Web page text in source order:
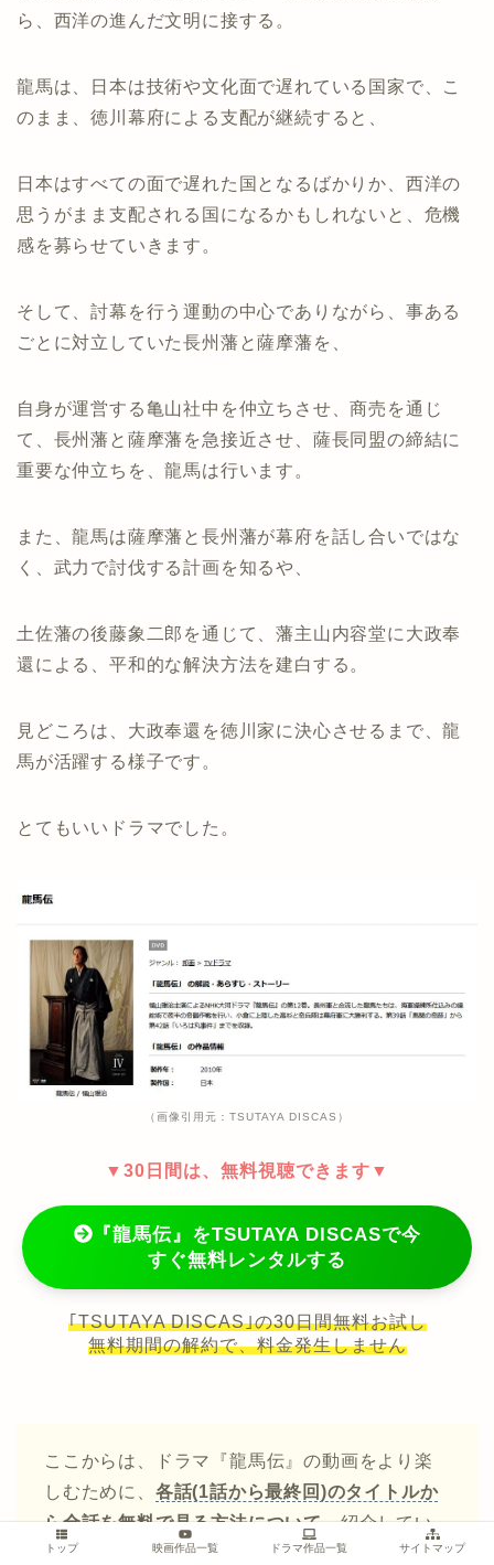
ら、西洋の進んだ文明に接する。
龍馬は、日本は技術や文化面で遅れている国家で、こ
のまま、徳川幕府による支配が継続すると、
日本はすべての面で遅れた国となるばかりか、西洋の
思うがまま支配される国になるかもしれないと、危機
感を募らせていきます。
そして、討幕を行う運動の中心でありながら、事ある
ごとに対立していた長州藩と薩摩藩を、
自身が運営する亀山社中を仲立ちさせ、商売を通じ
て、長州藩と薩摩藩を急接近させ、薩長同盟の締結に
重要な仲立ちを、龍馬は行います。
また、龍馬は薩摩藩と長州藩が幕府を話し合いではな
く、武力で討伐する計画を知るや、
土佐藩の後藤象二郎を通じて、藩主山内容堂に大政奉
還による、平和的な解決方法を建白する。
見どころは、大政奉還を徳川家に決心させるまで、龍
馬が活躍する様子です。
とてもいいドラマでした。
（画像引用元：TSUTAYA DISCAS）
▼30日間は、無料視聴できます▼
『龍馬伝』をTSUTAYA DISCASで今
すぐ無料レンタルする
｢TSUTAYA DISCAS｣の30日間無料お試し
無料期間の解約で、料金発生しません
ここからは、ドラマ『龍馬伝』の動画をより楽
しむために、 各話(1話から最終回)のタイトルか
ら全話を無料で見る方法について、紹介してい
きます。
トップ 映画作品一覧 ドラマ作品一覧 サイトマップ